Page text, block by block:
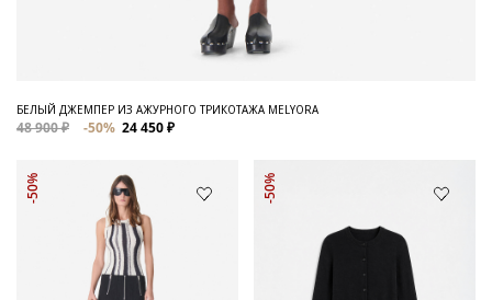
БЕЛЫЙ ДЖЕМПЕР ИЗ АЖУРНОГО ТРИКОТАЖА MELYORA
48 900 ₽ -50% 24 450 ₽
-50% -50%